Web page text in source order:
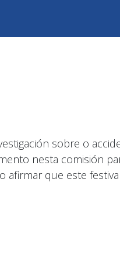
sobre o
nesta comisión
afirmar que este